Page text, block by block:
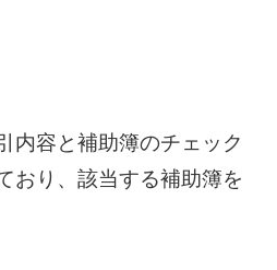
内容と補助簿のチェック
おり、該当する補助簿を